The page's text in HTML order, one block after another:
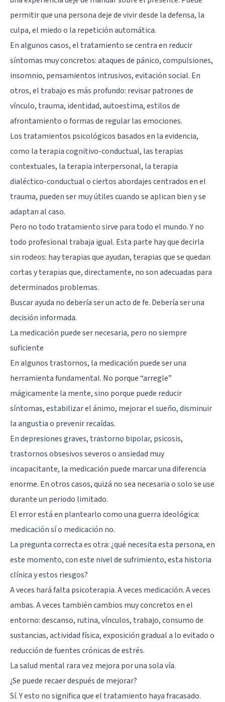
permitir que una persona deje de vivir desde la defensa, la
culpa, el miedo o la repetición automática.
En algunos casos, el tratamiento se centra en reducir
síntomas muy concretos: ataques de pánico, compulsiones,
insomnio, pensamientos intrusivos, evitación social. En
otros, el trabajo es más profundo: revisar patrones de
vínculo, trauma, identidad, autoestima, estilos de
afrontamiento o formas de regular las emociones.
Los tratamientos psicológicos basados en la evidencia,
como la terapia cognitivo-conductual, las terapias
contextuales, la terapia interpersonal, la terapia
dialéctico-conductual o ciertos abordajes centrados en el
trauma, pueden ser muy útiles cuando se aplican bien y se
adaptan al caso.
Pero no todo tratamiento sirve para todo el mundo. Y no
todo profesional trabaja igual. Esta parte hay que decirla
sin rodeos: hay terapias que ayudan, terapias que se quedan
cortas y terapias que, directamente, no son adecuadas para
determinados problemas.
Buscar ayuda no debería ser un acto de fe. Debería ser una
decisión informada.
La medicación puede ser necesaria, pero no siempre
suficiente
En algunos trastornos, la medicación puede ser una
herramienta fundamental. No porque “arregle”
mágicamente la mente, sino porque puede reducir
síntomas, estabilizar el ánimo, mejorar el sueño, disminuir
la angustia o prevenir recaídas.
En depresiones graves, trastorno bipolar, psicosis,
trastornos obsesivos severos o ansiedad muy
incapacitante, la medicación puede marcar una diferencia
enorme. En otros casos, quizá no sea necesaria o solo se use
durante un periodo limitado.
El error está en plantearlo como una guerra ideológica:
medicación sí o medicación no.
La pregunta correcta es otra: ¿qué necesita esta persona, en
este momento, con este nivel de sufrimiento, esta historia
clínica y estos riesgos?
A veces hará falta psicoterapia. A veces medicación. A veces
ambas. A veces también cambios muy concretos en el
entorno: descanso, rutina, vínculos, trabajo, consumo de
sustancias, actividad física, exposición gradual a lo evitado o
reducción de fuentes crónicas de estrés.
La salud mental rara vez mejora por una sola vía.
¿Se puede recaer después de mejorar?
Sí. Y esto no significa que el tratamiento haya fracasado.